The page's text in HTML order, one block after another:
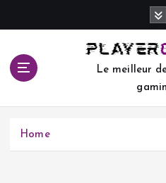
c
Le meilleur
Home